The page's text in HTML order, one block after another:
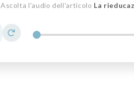
Ascolta l'audio dell'articolo La